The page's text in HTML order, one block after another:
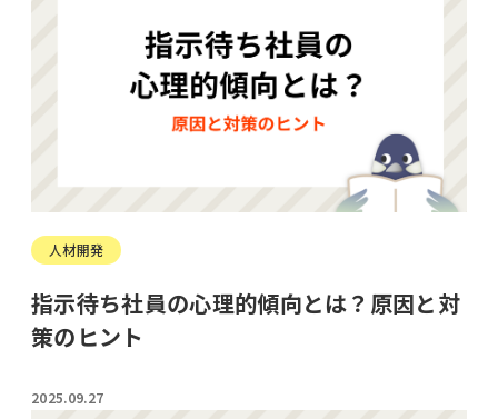
人材開発
指示待ち社員の心理的傾向とは？原因と対
策のヒント
2025.09.27